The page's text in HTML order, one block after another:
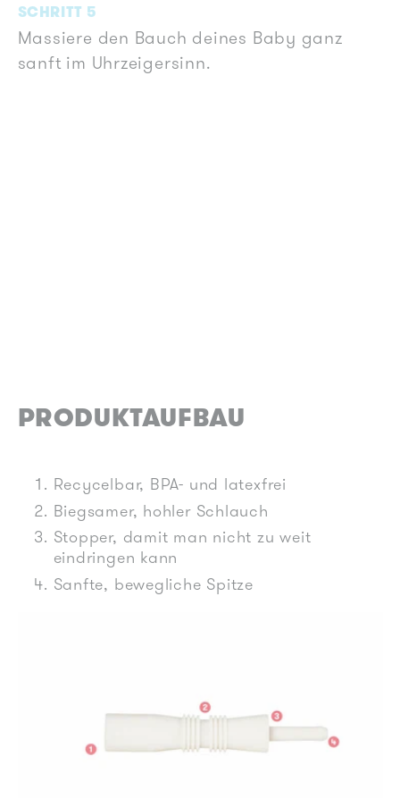
SCHRITT 5
Massiere den Bauch deines Baby ganz
sanft im Uhrzeigersinn.
PRODUKTAUFBAU
Recycelbar, BPA- und latexfrei
Biegsamer, hohler Schlauch
Stopper, damit man nicht zu weit
eindringen kann
Sanfte, bewegliche Spitze